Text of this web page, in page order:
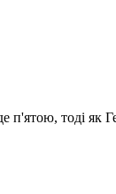
п'ятою, тоді